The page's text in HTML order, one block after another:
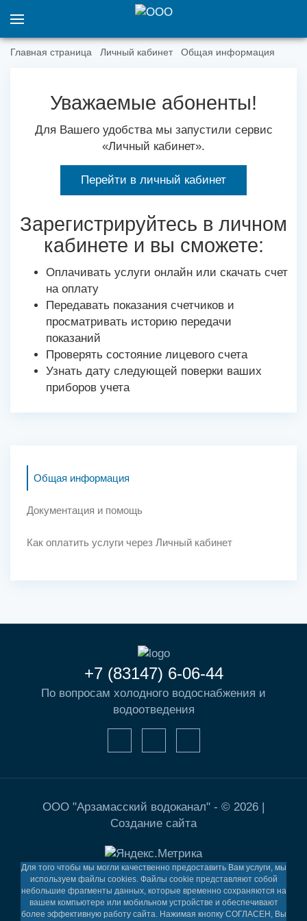
Главная страница Личный кабинет Общая информация
Уважаемые абоненты!
Для Вашего удобства мы запустили сервис
«Личный кабинет».
Перейти в личный кабинет
Зарегистрируйтесь в личном
кабинете и вы сможете:
Оплачивать услуги онлайн или скачать счет
на оплату
Передавать показания счетчиков и
просматривать историю передачи
показаний
Проверять состояние лицевого счета
Узнать дату следующей поверки ваших
приборов учета
Общая информация
Документация и помощь
Как оплатить услуги через Личный кабинет
+7 (83147) 6-06-44
По вопросам холодного водоснабжения и
водоотведения
ООО "Арзамасский водоканал" - © 2026 |
Создание сайта
Для того чтобы мы могли качественно предоставить Вам услуги, мы
используем файлы cookies. Файлы cookie представляют собой
небольшие фрагменты данных, которые временно сохраняются на
вашем компьютере или мобильном устройстве и обеспечивают
более эффективную работу сайта. Нажимая кнопку СОГЛАСЕН, Вы